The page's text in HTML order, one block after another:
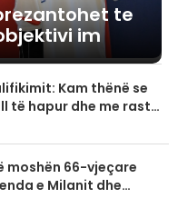
te
im
Kam thënë se
të hapur dhe me raste,
vonë!
moshën 66-vjeçare
e Milanit dhe